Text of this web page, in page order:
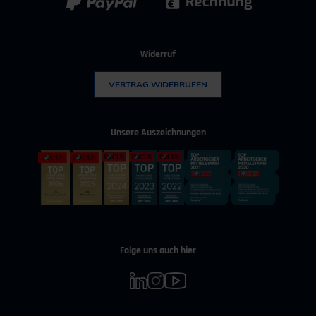
Widerruf
VERTRAG WIDERRUFEN
Unsere Auszeichnungen
Folge uns auch hier